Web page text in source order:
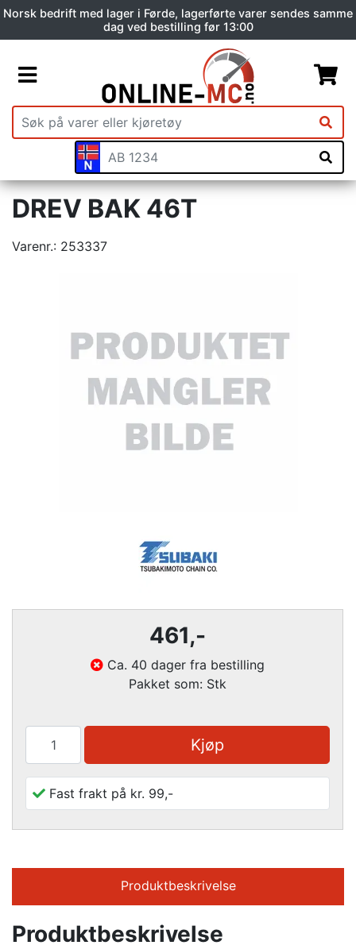
Norsk bedrift med lager i Førde, lagerførte varer sendes samme
dag ved bestilling før 13:00
DREV BAK 46T
Varenr.: 253337
461,-
Ca. 40 dager fra bestilling
Pakket som: Stk
Kjøp
Fast frakt på kr. 99,-
Produktbeskrivelse
Produktbeskrivelse